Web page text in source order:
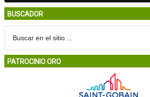
BUSCADOR
PATROCINIO ORO